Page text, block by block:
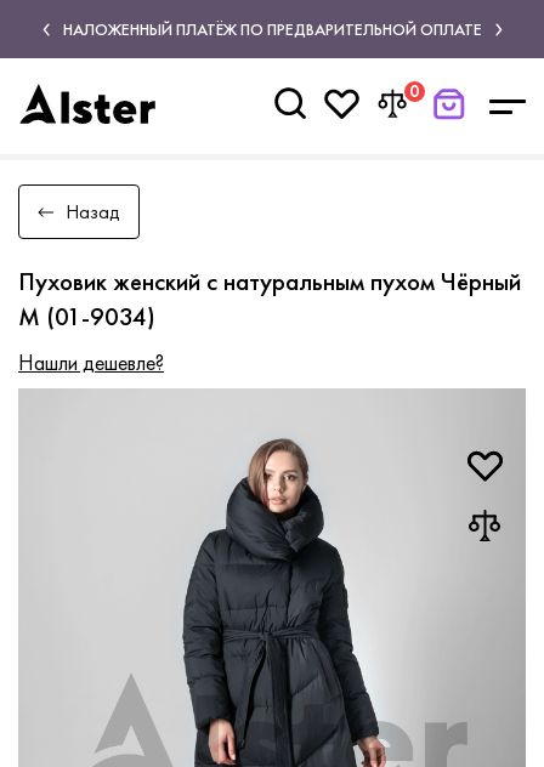
НАЛОЖЕННЫЙ ПЛАТЁЖ ПО ПРЕДВАРИТЕЛЬНОЙ ОПЛАТЕ
0
Назад
Пуховик женский с натуральным пухом Чёрный
M (01-9034)
Нашли дешевле?